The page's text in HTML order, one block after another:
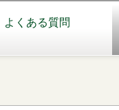
よくある質問